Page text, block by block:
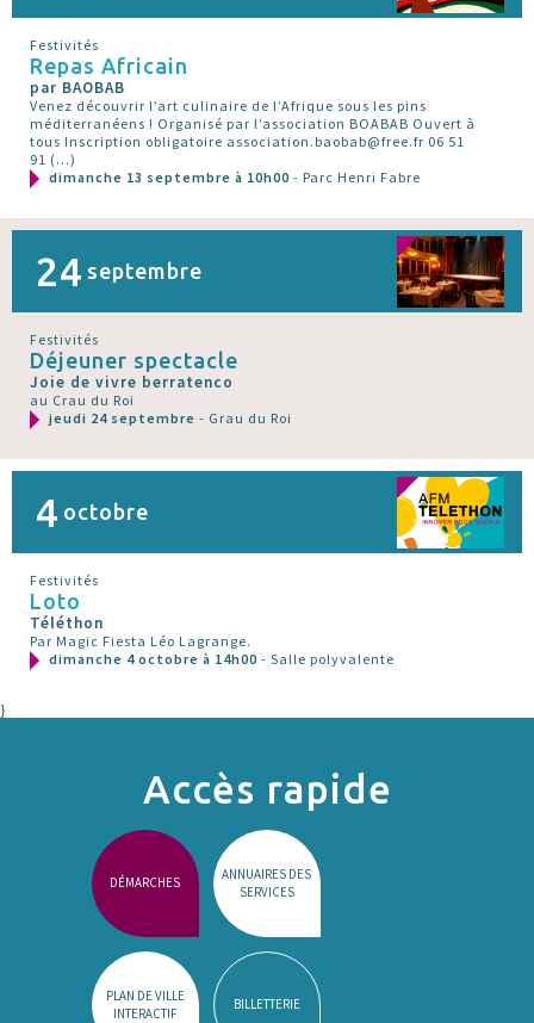
Festivités
Repas Africain
par BAOBAB
Venez découvrir l’art culinaire de l’Afrique sous les pins
méditerranéens ! Organisé par l’association BOABAB Ouvert à
tous Inscription obligatoire association.baobab@free.fr 06 51
91 (…)
dimanche 13 septembre à 10h00 - Parc Henri Fabre
24 septembre
Festivités
Déjeuner spectacle
Joie de vivre berratenco
au Crau du Roi
jeudi 24 septembre - Grau du Roi
4 octobre
Festivités
Loto
Téléthon
Par Magic Fiesta Léo Lagrange.
dimanche 4 octobre à 14h00 - Salle polyvalente
}
Accès rapide
DÉMARCHES
ANNUAIRES DES
SERVICES
PLAN DE VILLE
INTERACTIF
BILLETTERIE